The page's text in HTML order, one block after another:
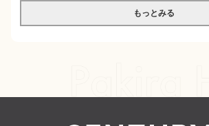
もっとみる